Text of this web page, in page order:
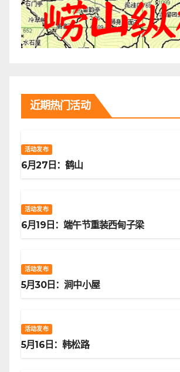
近期热门活动
活动发布
6月27日：鹤山
活动发布
6月19日：端午节重装西甸子梁
活动发布
5月30日：涧中小屋
活动发布
5月16日：韩松路